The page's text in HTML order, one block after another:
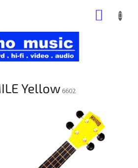
Yellow 6602